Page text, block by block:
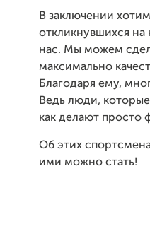
В заключении
откликнувшихся
нас. Мы можем
максимально
Благодаря ему,
Ведь люди,
как делают просто
Об этих
ими можно стать!